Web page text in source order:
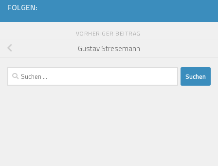
FOLGEN:
VORHERIGER BEITRAG
Gustav Stresemann
Suchen
nach: